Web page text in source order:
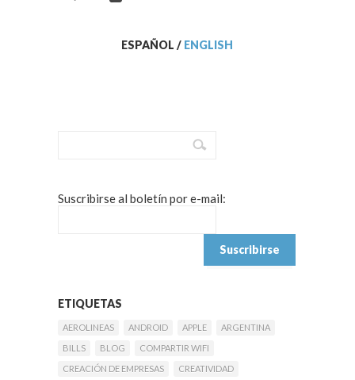
ESPAÑOL / ENGLISH
Suscribirse al boletín por e-mail:
ETIQUETAS
AEROLINEAS ANDROID APPLE
ARGENTINA
BILLS
BLOG
COMPARTIR WIFI
CREACIÓN DE EMPRESAS
CREATIVIDAD